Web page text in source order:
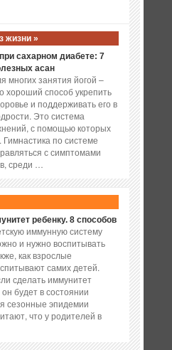
жизни »
сахарном диабете: 7
асан
многих занятия йогой –
хороший способ укрепить
и поддерживать его в
Это система
с помощью которых
Гимнастика по системе
с симптомами
среди …
ребенку. 8 способов
иммунную систему
и нужно воспитывать
как взрослые
самих детей.
сделать иммунитет
будет в состоянии
сезонные эпидемии
что у родителей в